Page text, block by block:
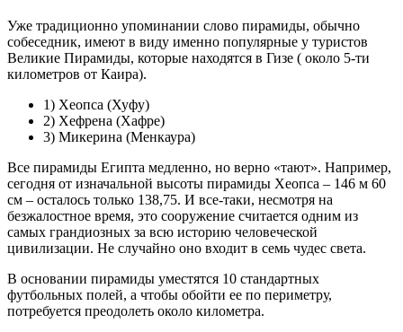
Уже традиционно упоминании слово пирамиды, обычно
собеседник, имеют в виду именно популярные у туристов
Великие Пирамиды, которые находятся в Гизе ( около 5-ти
километров от Каира).
1) Хеопса (Хуфу)
2) Хефрена (Хафре)
3) Микерина (Менкаура)
Все пирамиды Египта медленно, но верно «тают». Например,
сегодня от изначальной высоты пирамиды Хеопса – 146 м 60
см – осталось только 138,75. И все-таки, несмотря на
безжалостное время, это сооружение считается одним из
самых грандиозных за всю историю человеческой
цивилизации. Не случайно оно входит в семь чудес света.
В основании пирамиды уместятся 10 стандартных
футбольных полей, а чтобы обойти ее по периметру,
потребуется преодолеть около километра.